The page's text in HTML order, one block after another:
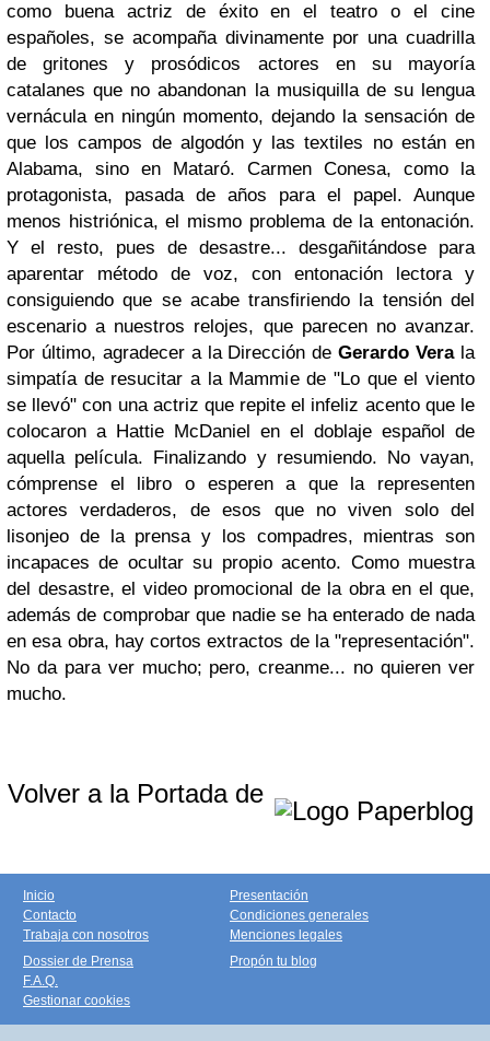
como buena actriz de éxito en el teatro o el cine
españoles, se acompaña divinamente por una cuadrilla
de gritones y prosódicos actores en su mayoría
catalanes que no abandonan la musiquilla de su lengua
vernácula en ningún momento, dejando la sensación de
que los campos de algodón y las textiles no están en
Alabama, sino en Mataró. Carmen Conesa, como la
protagonista, pasada de años para el papel. Aunque
menos histriónica, el mismo problema de la entonación.
Y el resto, pues de desastre... desgañitándose para
aparentar método de voz, con entonación lectora y
consiguiendo que se acabe transfiriendo la tensión del
escenario a nuestros relojes, que parecen no avanzar.
Por último, agradecer a la Dirección deGerardo Verala
simpatía de resucitar a la Mammie de "Lo que el viento
se llevó" con una actriz que repite el infeliz acento que le
colocaron a Hattie McDaniel en el doblaje español de
aquella película. Finalizando y resumiendo. No vayan,
cómprense el libro o esperen a que la representen
actores verdaderos, de esos que no viven solo del
lisonjeo de la prensa y los compadres, mientras son
incapaces de ocultar su propio acento. Como muestra
del desastre, el video promocional de la obra en el que,
además de comprobar que nadie se ha enterado de nada
en esa obra, hay cortos extractos de la "representación".
No da para ver mucho; pero, creanme... no quieren ver
mucho.
Volver a la Portada de
Inicio
Contacto
Trabaja con nosotros
Presentación
Condiciones generales
Menciones legales
Dossier de Prensa
F.A.Q.
Gestionar cookies
Propón tu blog